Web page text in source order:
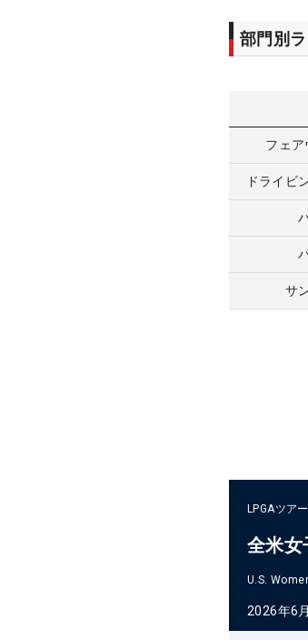
部門別
フェ
ドライビ
サ
LPGAツアー
全米女
U.S.
2026年6